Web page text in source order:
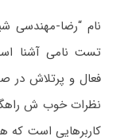
تست نامی آشنا
فعال و پرتلاش
نظرات خوب ش
کاربرهایی است که